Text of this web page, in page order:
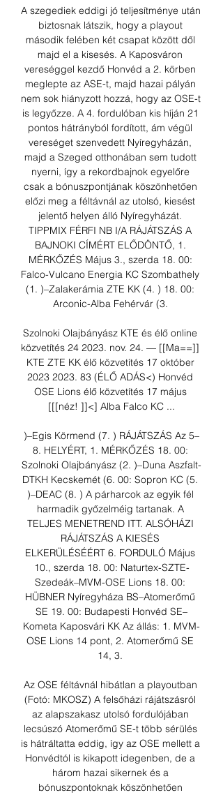
A szegediek eddigi jó teljesítménye után
biztosnak látszik, hogy a playout
második felében két csapat között dől
majd el a kisesés. A Kaposváron
vereséggel kezdő Honvéd a 2. körben
meglepte az ASE-t, majd hazai pályán
nem sok hiányzott hozzá, hogy az OSE-t
is legyőzze. A 4. fordulóban kis híján 21
pontos hátrányból fordított, ám végül
vereséget szenvedett Nyíregyházán,
majd a Szeged otthonában sem tudott
nyerni, így a rekordbajnok egyelőre
csak a bónuszpontjának köszönhetően
előzi meg a féltávnál az utolsó, kiesést
jelentő helyen álló Nyíregyházát.
TIPPMIX FÉRFI NB I/A RÁJÁTSZÁS A
BAJNOKI CÍMÉRT ELŐDÖNTŐ, 1.
MÉRKŐZÉS Május 3., szerda 18. 00:
Falco-Vulcano Energia KC Szombathely
(1. )–Zalakerámia ZTE KK (4. ) 18. 00:
Arconic-Alba Fehérvár (3.
Szolnoki Olajbányász KTE és élő online
közvetítés 24 2023. nov. 24. — [[Ma==]]
KTE ZTE KK élő közvetítés 17 október
2023 2023. 83 (ÉLŐ ADÁS<) Honvéd
OSE Lions élő közvetítés 17 május
[[[néz! ]]<] Alba Falco KC ...
)–Egis Körmend (7. ) RÁJÁTSZÁS Az 5–
8. HELYÉRT, 1. MÉRKŐZÉS 18. 00:
Szolnoki Olajbányász (2. )–Duna Aszfalt-
DTKH Kecskemét (6. 00: Sopron KC (5.
)–DEAC (8. ) A párharcok az egyik fél
harmadik győzelméig tartanak. A
TELJES MENETREND ITT. ALSÓHÁZI
RÁJÁTSZÁS A KIESÉS
ELKERÜLÉSÉÉRT 6. FORDULÓ Május
10., szerda 18. 00: Naturtex-SZTE-
Szedeák–MVM-OSE Lions 18. 00:
HÜBNER Nyíregyháza BS–Atomerőmű
SE 19. 00: Budapesti Honvéd SE–
Kometa Kaposvári KK Az állás: 1. MVM-
OSE Lions 14 pont, 2. Atomerőmű SE
14, 3.
Az OSE féltávnál hibátlan a playoutban
(Fotó: MKOSZ) A felsőházi rájátszásról
az alapszakasz utolsó fordulójában
lecsúszó Atomerőmű SE-t több sérülés
is hátráltatta eddig, így az OSE mellett a
Honvédtól is kikapott idegenben, de a
három hazai sikernek és a
bónuszpontoknak köszönhetően